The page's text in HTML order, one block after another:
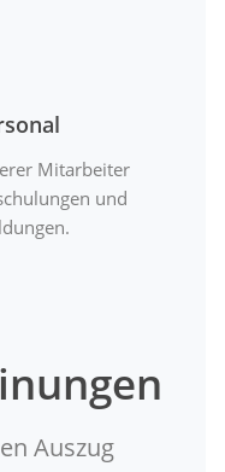
Mitarbeiter
und
Auszug